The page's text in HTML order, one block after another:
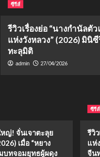
ซีรีส์
รีวิวเรื่องย่อ “นางกำนัลตั
แห่งวังหลวง” (2026) มินิ
ทะลุมิติ
admin 27/04/2026
หญ่! จั่นเจาตะลุย
เมื่อ “หยาง
บทจอมยุทธผู้ผดุง
ซีรีส์
รีวิ
แห่
จีน